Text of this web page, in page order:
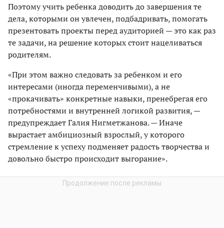
Поэтому учить ребенка доводить до завершения те
дела, которыми он увлечен, подбадривать, помогать
презентовать проекты перед аудиторией — это как раз
те задачи, на решение которых стоит нацеливаться
родителям.
«При этом важно следовать за ребенком и его
интересами (иногда переменчивыми), а не
«прокачивать» конкретные навыки, пренебрегая его
потребностями и внутренней логикой развития, —
предупреждает Галия Нигметжанова. — Иначе
вырастает амбициозный взрослый, у которого
стремление к успеху подменяет радость творчества и
довольно быстро происходит выгорание».